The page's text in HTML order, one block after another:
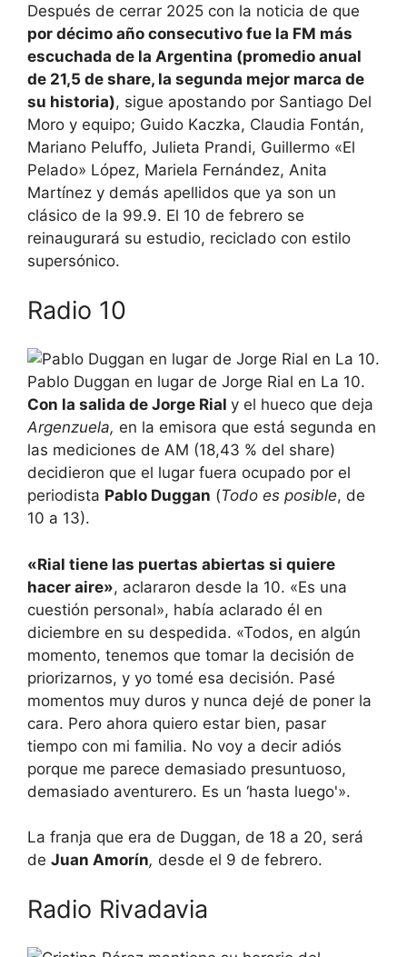
Después de cerrar 2025 con la noticia de que
por décimo año consecutivo fue la FM más
escuchada de la Argentina (promedio anual
de 21,5 de share, la segunda mejor marca de
su historia), sigue apostando por Santiago Del
Moro y equipo; Guido Kaczka, Claudia Fontán,
Mariano Peluffo, Julieta Prandi, Guillermo «El
Pelado» López, Mariela Fernández, Anita
Martínez y demás apellidos que ya son un
clásico de la 99.9. El 10 de febrero se
reinaugurará su estudio, reciclado con estilo
supersónico.
Radio 10
Pablo Duggan en lugar de Jorge Rial en La 10.
Con la salida de Jorge Rial y el hueco que deja
Argenzuela, en la emisora que está segunda en
las mediciones de AM (18,43 % del share)
decidieron que el lugar fuera ocupado por el
periodista Pablo Duggan (Todo es posible, de
10 a 13).
«Rial tiene las puertas abiertas si quiere
hacer aire», aclararon desde la 10. «Es una
cuestión personal», había aclarado él en
diciembre en su despedida. «Todos, en algún
momento, tenemos que tomar la decisión de
priorizarnos, y yo tomé esa decisión. Pasé
momentos muy duros y nunca dejé de poner la
cara. Pero ahora quiero estar bien, pasar
tiempo con mi familia. No voy a decir adiós
porque me parece demasiado presuntuoso,
demasiado aventurero. Es un ‘hasta luego'».
La franja que era de Duggan, de 18 a 20, será
de Juan Amorín, desde el 9 de febrero.
Radio Rivadavia